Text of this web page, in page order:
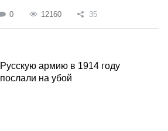
0 12160 35
Русскую армию в 1914 году
послали на убой